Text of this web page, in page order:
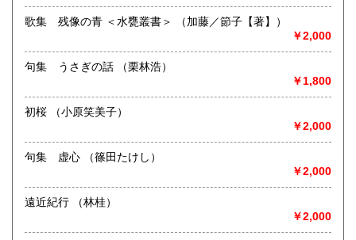
取り扱い分野
歴史、社会科学、自然科学、サブカルチャー、古書一般（そ
歌集 残像の青 ＜水甕叢書＞ （加藤／節子【著】）
￥2,000
句集 うさぎの話 （栗林浩）
￥1,800
初桜 （小原笑美子）
￥2,000
句集 虚心 （篠田たけし）
￥2,000
遠近紀行 （林桂）
￥2,000